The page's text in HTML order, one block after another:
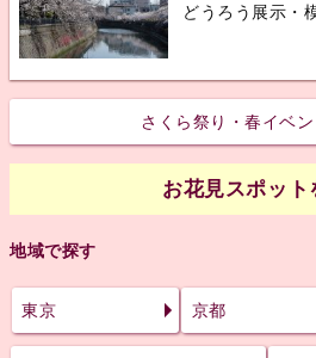
どうろう展示・
さくら祭り・春イベ
お花見スポット
地域で探す
東京 京都